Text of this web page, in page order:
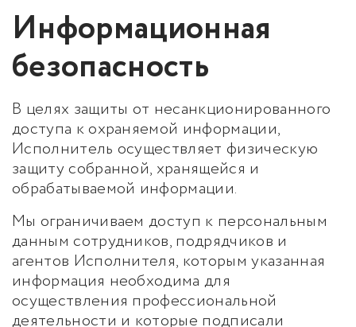
Информационная
безопасность
В целях защиты от несанкционированного
доступа к охраняемой информации,
Исполнитель осуществляет физическую
защиту собранной, хранящейся и
обрабатываемой информации.
Мы ограничиваем доступ к персональным
данным сотрудников, подрядчиков и
агентов Исполнителя, которым указанная
информация необходима для
осуществления профессиональной
деятельности и которые подписали